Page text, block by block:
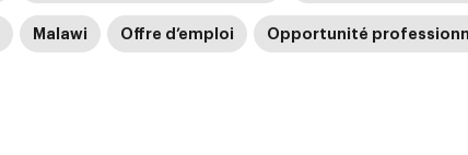
Malawi Offre d’emploi Opportunité